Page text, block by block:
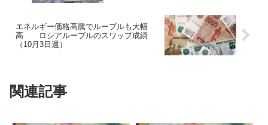
エネルギー価格高騰でルーブルも大幅
高 ロシアルーブルのスワップ成績
（10月3日週）
関連記事